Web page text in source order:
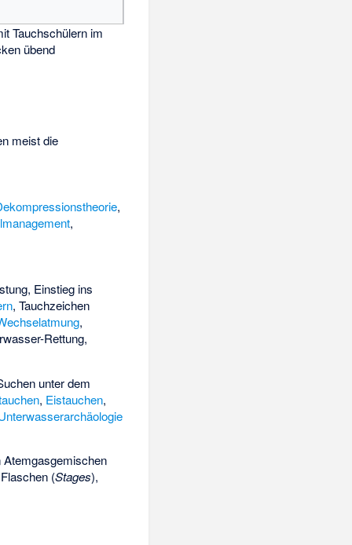
Tauchschülern im
übend
meist die
,
,
Einstieg ins
, Tauchzeichen
,
Rettung,
unter dem
, Eistauchen,
Atemgasgemischen
(Stages),